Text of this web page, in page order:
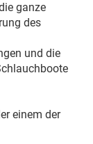
ganze
des
und die
einem der